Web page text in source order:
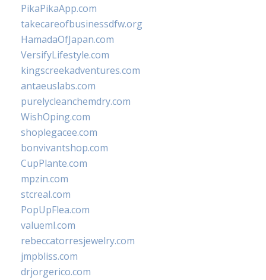
PikaPikaApp.com
takecareofbusinessdfw.org
HamadaOfJapan.com
VersifyLifestyle.com
kingscreekadventures.com
antaeuslabs.com
purelycleanchemdry.com
WishOping.com
shoplegacee.com
bonvivantshop.com
CupPlante.com
mpzin.com
stcreal.com
PopUpFlea.com
valueml.com
rebeccatorresjewelry.com
jmpbliss.com
drjorgerico.com